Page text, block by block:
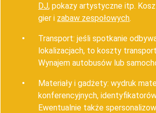
DJ, pokazy artystyczne itp.
gier i zabaw zespołowych.
Transport: jeśli spotkanie
lokalizacjach, to koszty
Wynajem autobusów lub
Materiały i gadżety: wydruk
konferencyjnych,
Ewentualnie także